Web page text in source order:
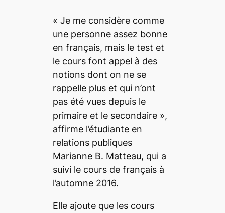
« Je me considère comme
une personne assez bonne
en français, mais le test et
le cours font appel à des
notions dont on ne se
rappelle plus et qui n’ont
pas été vues depuis le
primaire et le secondaire »,
affirme l’étudiante en
relations publiques
Marianne B. Matteau, qui a
suivi le cours de français à
l’automne 2016.
Elle ajoute que les cours